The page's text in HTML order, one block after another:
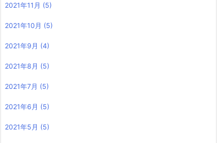
2021年11月 (5)
2021年10月 (5)
2021年9月 (4)
2021年8月 (5)
2021年7月 (5)
2021年6月 (5)
2021年5月 (5)